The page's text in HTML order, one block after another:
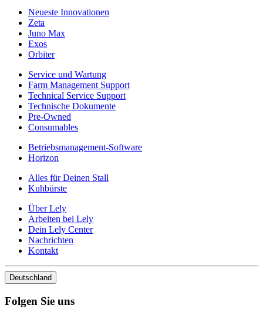
Neueste Innovationen
Zeta
Juno Max
Exos
Orbiter
Service und Wartung
Farm Management Support
Technical Service Support
Technische Dokumente
Pre-Owned
Consumables
Betriebsmanagement-Software
Horizon
Alles für Deinen Stall
Kuhbürste
Über Lely
Arbeiten bei Lely
Dein Lely Center
Nachrichten
Kontakt
Deutschland
Folgen Sie uns